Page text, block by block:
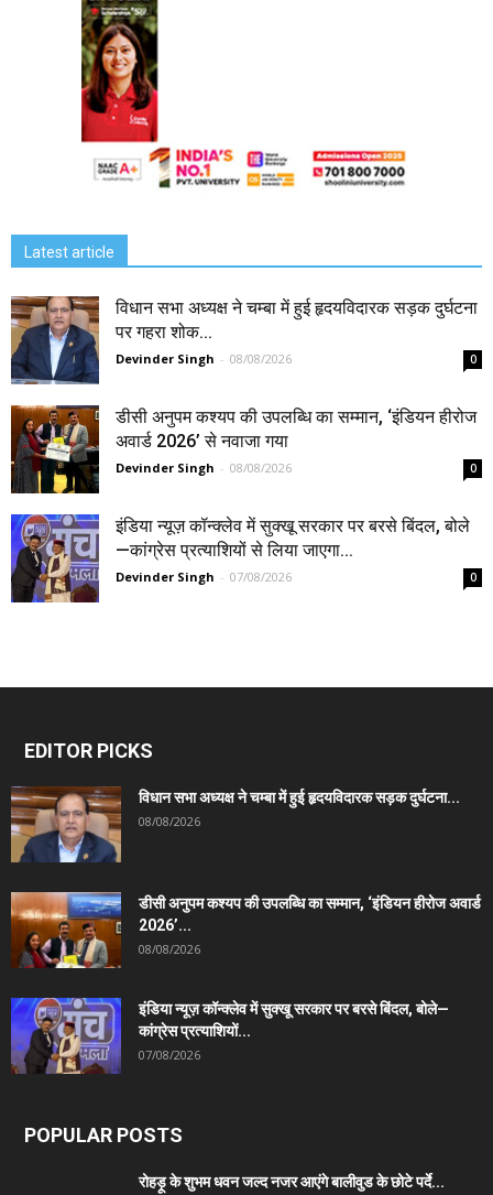
Latest article
विधान सभा अध्यक्ष ने चम्बा में हुई हृदयविदारक सड़क दुर्घटना
पर गहरा शोक...
Devinder Singh - 08/08/2026 0
डीसी अनुपम कश्यप की उपलब्धि का सम्मान, ‘इंडियन हीरोज
अवार्ड 2026’ से नवाजा गया
Devinder Singh - 08/08/2026 0
इंडिया न्यूज़ कॉन्क्लेव में सुक्खू सरकार पर बरसे बिंदल, बोले
—कांग्रेस प्रत्याशियों से लिया जाएगा...
Devinder Singh - 07/08/2026 0
EDITOR PICKS
विधान सभा अध्यक्ष ने चम्बा में हुई हृदयविदारक सड़क दुर्घटना...
08/08/2026
डीसी अनुपम कश्यप की उपलब्धि का सम्मान, ‘इंडियन हीरोज अवार्ड
2026’...
08/08/2026
इंडिया न्यूज़ कॉन्क्लेव में सुक्खू सरकार पर बरसे बिंदल, बोले—
कांग्रेस प्रत्याशियों...
07/08/2026
POPULAR POSTS
रोहड़ू के शुभम धवन जल्द नजर आएंगे बालीवुड के छोटे पर्दे...